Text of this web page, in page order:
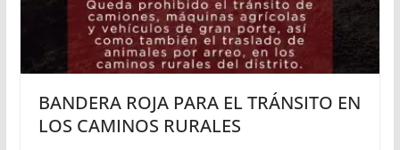
BANDERA ROJA PARA EL TRÁNSITO EN
LOS CAMINOS RURALES